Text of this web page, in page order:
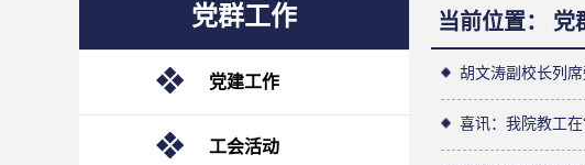
党群工作
党建工作
工会活动
当前位置： 党
胡文涛副校长列
喜讯：我院教工